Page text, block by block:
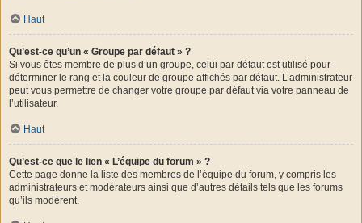
Haut
Qu’est-ce qu’un « Groupe par défaut » ?
Si vous êtes membre de plus d’un groupe, celui par défaut est utilisé pour
déterminer le rang et la couleur de groupe affichés par défaut. L’administrateur
peut vous permettre de changer votre groupe par défaut via votre panneau de
l’utilisateur.
Haut
Qu’est-ce que le lien « L’équipe du forum » ?
Cette page donne la liste des membres de l’équipe du forum, y compris les
administrateurs et modérateurs ainsi que d’autres détails tels que les forums
qu’ils modèrent.